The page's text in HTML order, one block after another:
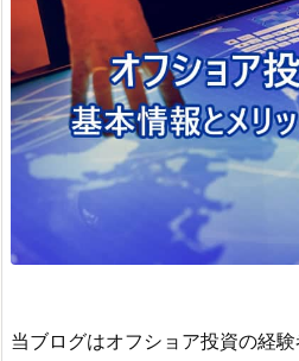
当ブログはオフショア投資の経